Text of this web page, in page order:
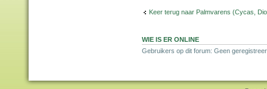
Keer terug naar Palmvarens (Cycas,
WIE IS ER ONLINE
Gebruikers op dit forum: Geen